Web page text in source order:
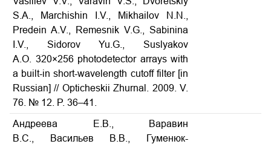
S.A., Marchishin I.V., Mikhailov N.N.,
Predein A.V., Remesnik V.G., Sabinina
I.V., Sidorov Yu.G., Suslyakov
A.O. 320×256 photodetector arrays with
a built-in short-wavelength cutoff filter [in
Russian] // Opticheskii Zhurnal. 2009. V.
76. № 12. P. 36–41.
Андреева Е.В., Варавин
В.С., Васильев В.В., Гуменюк-